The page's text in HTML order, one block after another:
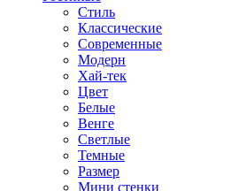
Стиль
Классические
Современные
Модерн
Хай-тек
Цвет
Белые
Венге
Светлые
Темные
Размер
Мини стенки